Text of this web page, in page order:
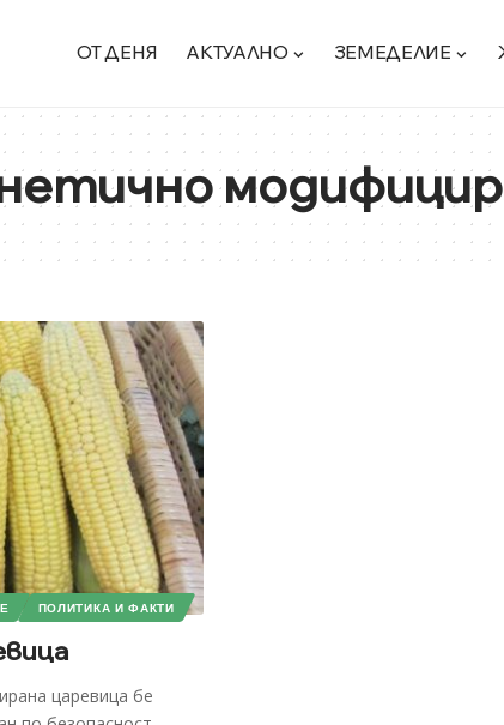
ОТ ДЕНЯ АКТУАЛНО ЗЕМЕДЕЛИЕ
ПОЛИТИКА И ФАКТИ
царевица бе